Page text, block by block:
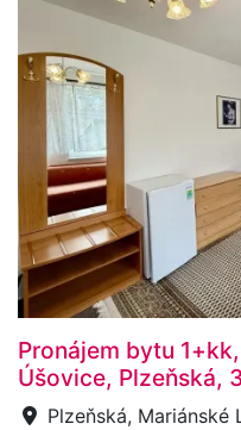
Pronájem bytu
Úšovice, Plzeňská,
Plzeňská, Mariánské